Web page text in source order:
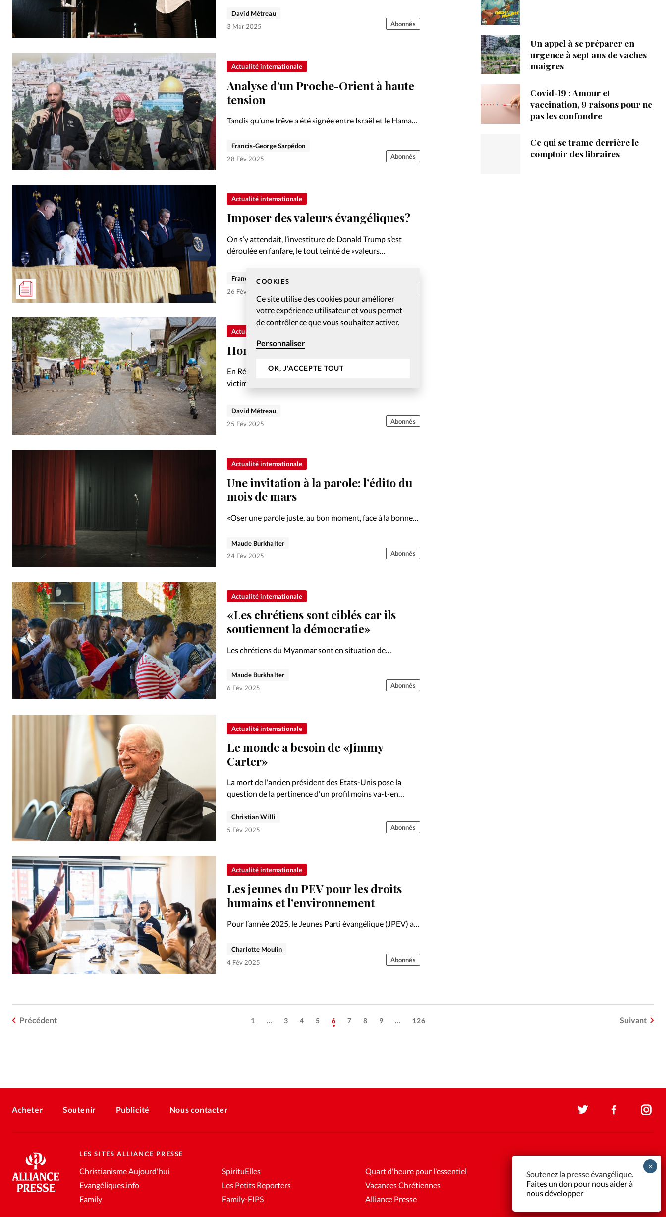
COOKIES
Ce site utilise des cookies pour améliorer
votre expérience utilisateur et vous permet
de contrôler ce que vous souhaitez activer.
Personnaliser
OK, J'ACCEPTE TOUT
d’Europe sont appelés à s’engager concrètement.
David Métreau
3 Mar 2025
Abonnés
Actualité internationale
Analyse d’un Proche-Orient à haute
tension
Tandis qu’une trêve a été signée entre Israël et le Hamas
fracassantes de Donald Trump sur Gaza inquiètent
l’Egypte et la Jordanie.
Francis-George Sarpédon
28 Fév 2025
Abonnés
Actualité internationale
Imposer des valeurs évangéliques?
On s’y attendait, l’investiture de Donald Trump s’est
déroulée en fanfare, le tout teinté de «valeurs
autres.
Francis-George Sarpédon
26 Fév 2025
Actualité internationale
Horreur à Goma, psychose à Bukavu
En République démocratique du Congo, les premières
victimes des violences entre le M23 et les forces armées
David Métreau
25 Fév 2025
Abonnés
Actualité internationale
Une invitation à la parole: l’édito du
mois de mars
«Oser une parole juste, au bon moment, face à la bonne
Maude Burkhalter
24 Fév 2025
Abonnés
Actualité internationale
«Les chrétiens sont ciblés car ils
soutiennent la démocratie»
Les chrétiens du Myanmar sont en situation de
d’emprunt), partenaire locale de Portes Ouvertes.
Maude Burkhalter
6 Fév 2025
Abonnés
Actualité internationale
Le monde a besoin de «Jimmy
Carter»
La mort de l'ancien président des Etats-Unis pose la
question de la pertinence d'un profil moins va-t-en
Analyse.
Christian Willi
5 Fév 2025
Abonnés
Actualité internationale
Les jeunes du PEV pour les droits
humains et l’environnement
Pour l’année 2025, le Jeunes Parti évangélique (JPEV) a
contre l’exploitation d’êtres humains et de
l’environnement.
Charlotte Moulin
4 Fév 2025
Abonnés
Précédent 1 … 3 4 5 6 7 8 9 … 126 Suivant
Un appel à se préparer en
urgence à sept ans de vaches
maigres
Covid-19 : Amour et
vaccination, 9 raisons pour ne
pas les confondre
Ce qui se trame derrière le
comptoir des libraires
Acheter Soutenir Publicité Nous contacter
LES SITES ALLIANCE PRESSE
Christianisme Aujourd'hui
Evangéliques.info
Family
SpirituElles
Les Petits Reporters
Family-FIPS
Quart d'heure pour l'essentiel
Vacances Chrétiennes
Alliance Presse
Soutenez la presse évangélique.
Faites un don pour nous aider à
nous développer